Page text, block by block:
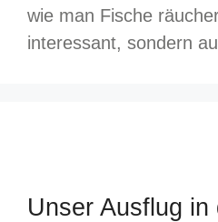
wie man Fische
interessant, sondern
Unser Ausflug in